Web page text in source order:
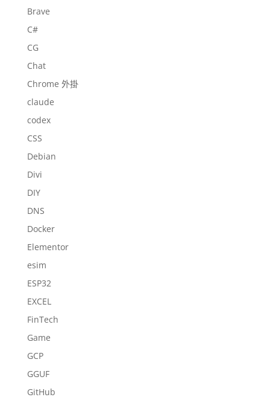
Brave
C#
CG
Chat
Chrome 外掛
claude
codex
CSS
Debian
Divi
DIY
DNS
Docker
Elementor
esim
ESP32
EXCEL
FinTech
Game
GCP
GGUF
GitHub